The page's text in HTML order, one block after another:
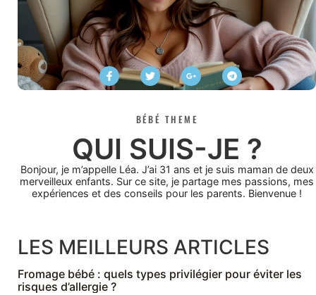
BÉBÉ THEME
QUI SUIS-JE ?
Bonjour, je m’appelle Léa. J’ai 31 ans et je suis maman de deux
merveilleux enfants. Sur ce site, je partage mes passions, mes
expériences et des conseils pour les parents. Bienvenue !
LES MEILLEURS ARTICLES
Fromage bébé : quels types privilégier pour éviter les
risques d’allergie ?